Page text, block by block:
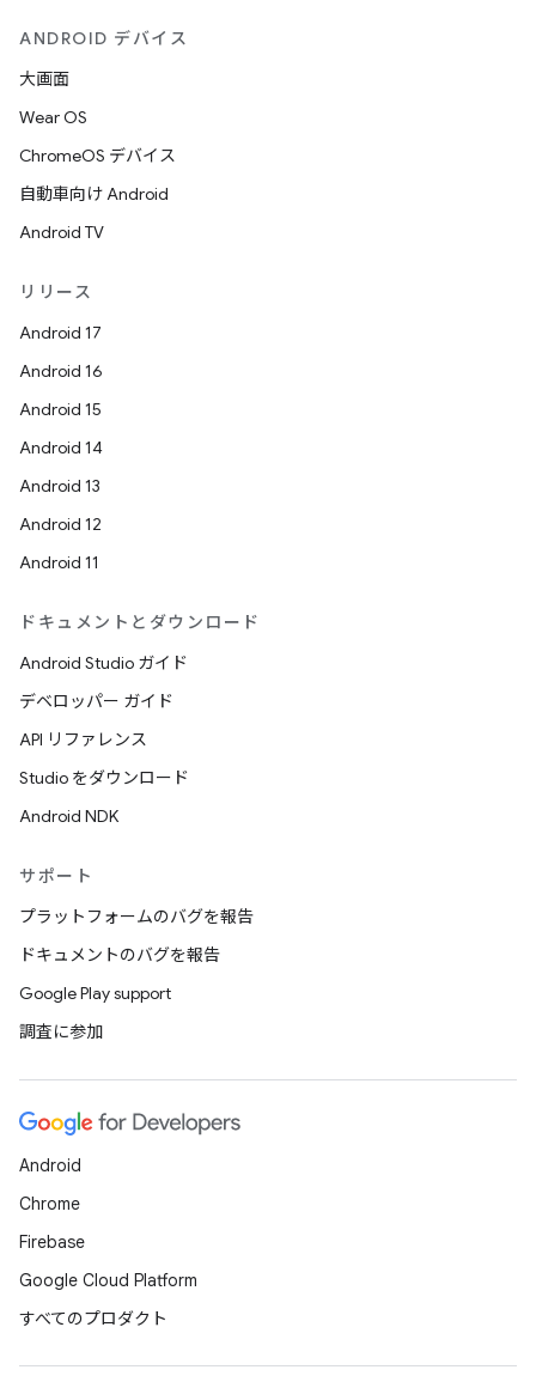
ANDROID デバイス
大画面
Wear OS
ChromeOS デバイス
自動車向け Android
Android TV
リリース
Android 17
Android 16
Android 15
Android 14
Android 13
Android 12
Android 11
ドキュメントとダウンロード
Android Studio ガイド
デベロッパー ガイド
API リファレンス
Studio をダウンロード
Android NDK
サポート
プラットフォームのバグを報告
ドキュメントのバグを報告
Google Play support
調査に参加
Android
Chrome
Firebase
Google Cloud Platform
すべてのプロダクト